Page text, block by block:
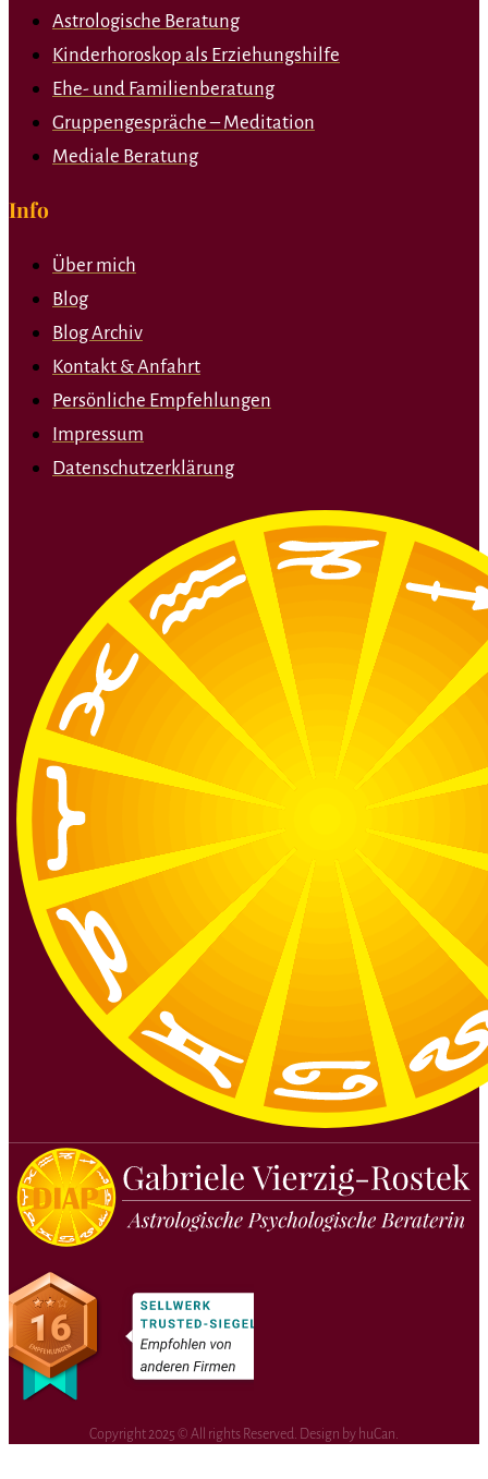
Astrologische Beratung
Kinderhoroskop als Erziehungshilfe
Ehe- und Familienberatung
Gruppengespräche – Meditation
Mediale Beratung
Info
Über mich
Blog
Blog Archiv
Kontakt & Anfahrt
Persönliche Empfehlungen
Impressum
Datenschutzerklärung
Copyright 2025 © All rights Reserved. Design by huCan.